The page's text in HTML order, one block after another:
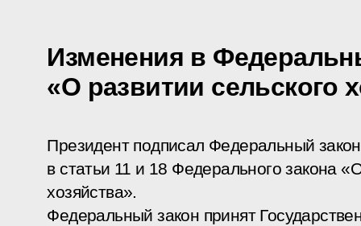
Изменения в
«О развитии сельского
Президент подписал Федеральный
в статьи 11 и 18 Федерального закона
хозяйства».
Федеральный закон принят